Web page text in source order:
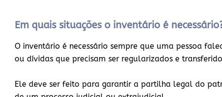
Em quais situações o inventário é
O inventário é necessário sempre que uma pessoa
ou dívidas que precisam ser regularizados e
Ele deve ser feito para garantir a partilha legal do